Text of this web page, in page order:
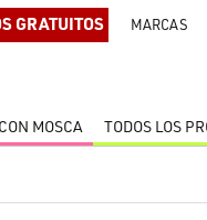
GRATUITOS MARCAS
MOSCA TODOS LOS